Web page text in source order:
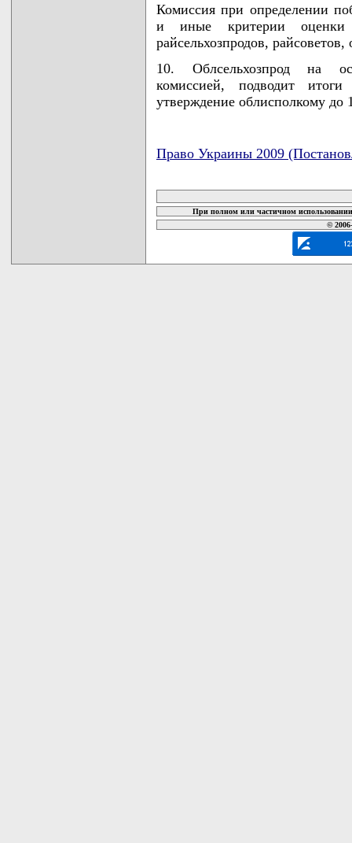
Комиссия при определении
и иные критерии оценки
райсельхозпродов, райсоветов,
10. Облсельхозпрод на
комиссией, подводит
утверждение облисполкому до
Право Украины 2009
При полном или частичном
©